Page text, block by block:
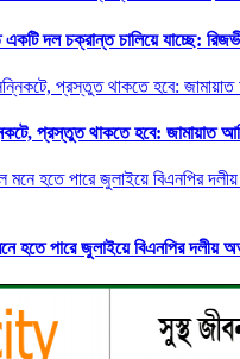
দল চক্রান্ত চালিয়ে যাচ্ছে:
প্রস্তুত থাকতে হবে: জামায়াত
মনে হতে পারে জুলাইয়ে বিএনপির দলীয়